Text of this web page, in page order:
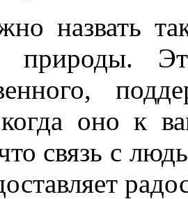
назвать
природы.
оно к
связь с